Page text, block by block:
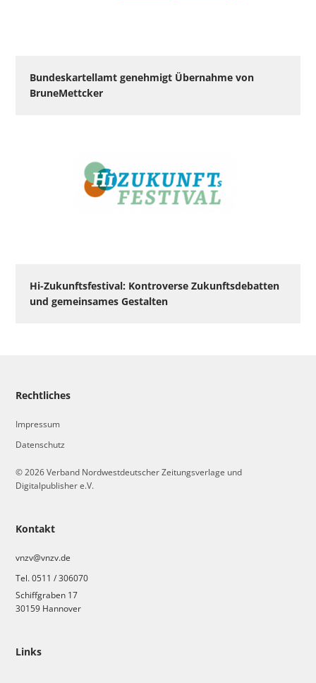
Bundeskartellamt genehmigt Übernahme von
BruneMettcker
Hi-Zukunftsfestival: Kontroverse Zukunftsdebatten
und gemeinsames Gestalten
Links
Kontakt
vnzv@vnzv.de
Tel. 0511 / 306070
Schiffgraben 17
30159 Hannover
Rechtliches
Impressum
Datenschutz
© 2026 Verband Nordwestdeutscher Zeitungsverlage und
Digitalpublisher e.V.